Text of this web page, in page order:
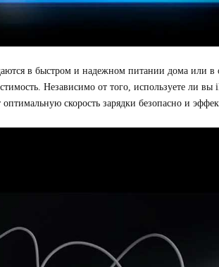
в быстром и надежном питании дома или
Независимо от того, используете ли вы
скорость зарядки безопасно и